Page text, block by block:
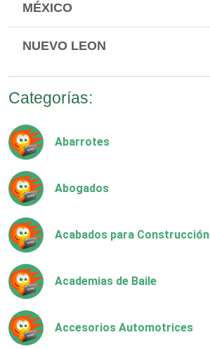
MÉXICO
NUEVO LEON
Categorías:
Abarrotes
Abogados
Acabados para Construcción
Academias de Baile
Accesorios Automotrices